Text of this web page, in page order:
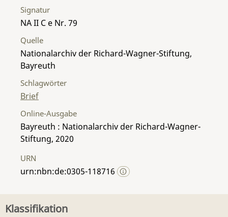
Signatur
NA II C e Nr. 79
Quelle
Nationalarchiv der Richard-Wagner-Stiftung,
Bayreuth
Schlagwörter
Brief
Online-Ausgabe
Bayreuth : Nationalarchiv der Richard-Wagner-
Stiftung, 2020
URN
urn:nbn:de:0305-118716
Klassifikation